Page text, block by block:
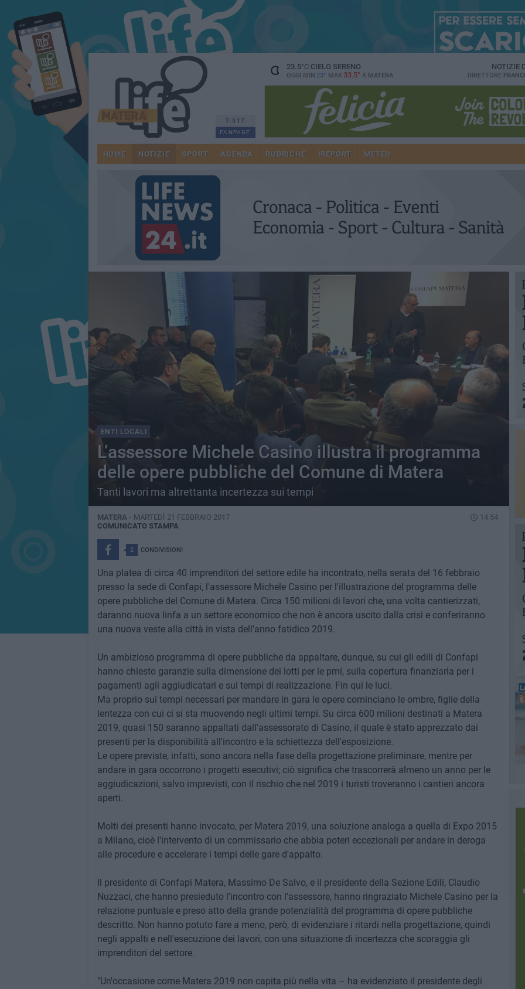
7.517
FANPAGE
23.5°CCIELO SERENO
OGGI MIN 23° MAX 33.5° A MATERA
NOTIZIE
DIRETTORE
HOME NOTIZIE SPORT AGENDA RUBRICHE IREPORT METEO
ENTI LOCALI
L’assessore Michele Casino illustra il programma
delle opere pubbliche del Comune di Matera
Tanti lavori ma altrettanta incertezza sui tempi
MATERA - MARTEDÌ 21 FEBBRAIO 2017
14.54
COMUNICATO STAMPA
2 CONDIVISIONI
Una platea di circa 40 imprenditori del settore edile ha incontrato, nella serata del 16 febbraio
presso la sede di Confapi, l'assessore Michele Casino per l'illustrazione del programma delle
opere pubbliche del Comune di Matera. Circa 150 milioni di lavori che, una volta cantierizzati,
daranno nuova linfa a un settore economico che non è ancora uscito dalla crisi e conferiranno
una nuova veste alla città in vista dell'anno fatidico 2019.
Un ambizioso programma di opere pubbliche da appaltare, dunque, su cui gli edili di Confapi
hanno chiesto garanzie sulla dimensione dei lotti per le pmi, sulla copertura finanziaria per i
pagamenti agli aggiudicatari e sui tempi di realizzazione. Fin qui le luci.
Ma proprio sui tempi necessari per mandare in gara le opere cominciano le ombre, figlie della
lentezza con cui ci si sta muovendo negli ultimi tempi. Su circa 600 milioni destinati a Matera
2019, quasi 150 saranno appaltati dall'assessorato di Casino, il quale è stato apprezzato dai
presenti per la disponibilità all'incontro e la schiettezza dell'esposizione.
Le opere previste, infatti, sono ancora nella fase della progettazione preliminare, mentre per
andare in gara occorrono i progetti esecutivi; ciò significa che trascorrerà almeno un anno per le
aggiudicazioni, salvo imprevisti, con il rischio che nel 2019 i turisti troveranno i cantieri ancora
aperti.
Molti dei presenti hanno invocato, per Matera 2019, una soluzione analoga a quella di Expo 2015
a Milano, cioè l'intervento di un commissario che abbia poteri eccezionali per andare in deroga
alle procedure e accelerare i tempi delle gare d'appalto.
Il presidente di Confapi Matera, Massimo De Salvo, e il presidente della Sezione Edili, Claudio
Nuzzaci, che hanno presieduto l'incontro con l'assessore, hanno ringraziato Michele Casino per la
relazione puntuale e preso atto della grande potenzialità del programma di opere pubbliche
descritto. Non hanno potuto fare a meno, però, di evidenziare i ritardi nella progettazione, quindi
negli appalti e nell'esecuzione dei lavori, con una situazione di incertezza che scoraggia gli
imprenditori del settore.
"Un'occasione come Matera 2019 non capita più nella vita – ha evidenziato il presidente degli